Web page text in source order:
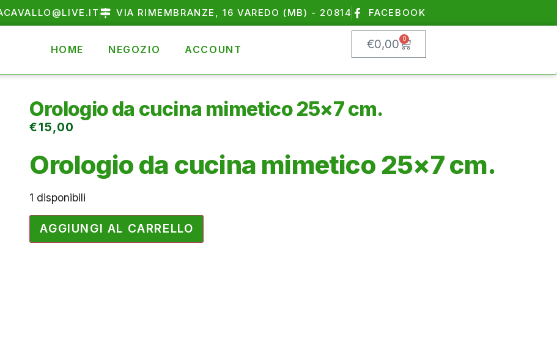
VIA RIMEMBRANZE, 16 VAREDO (MB) - 20814 FACEBOOK
HOME NEGOZIO ACCOUNT €0,00 0
Orologio da cucina mimetico 25×7 cm.
€15,00
Orologio da cucina mimetico 25×7 cm.
1 disponibili
AGGIUNGI AL CARRELLO